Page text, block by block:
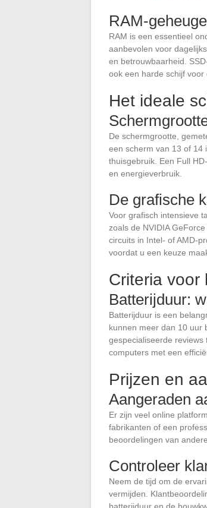
RAM-
RAM is een essentieel
aanbevolen voor
en betrouwbaarheid.
ook een harde schijf voor
Het ideale
De schermgrootte,
een scherm van 13 of 14
thuisgebruik. Een Full
en energieverbruik.
De grafische
Voor grafisch intensieve
zoals de NVIDIA
circuits in Intel- of AMD-
voordat u een keuze
Criteria voor
Batterijduur:
Batterijduur is een
kunnen meer dan 10 uur
gespecialiseerde
computers met een
Prijzen en
Aangeraden
Er zijn veel online
fabrikanten of een
beoordelingen van
Controleer
Neem de tijd om de
vermijden.